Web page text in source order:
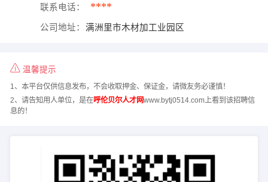
联系电话： ****
公司地址： 满洲里市木材加工业园区
温馨提示
1、本平台仅供信息发布，不会收取押金、保证金，请微友务必谨慎！
2、请告知用人单位，是在呼伦贝尔人才网www.bytj0514.com上看到该招聘信
息的！